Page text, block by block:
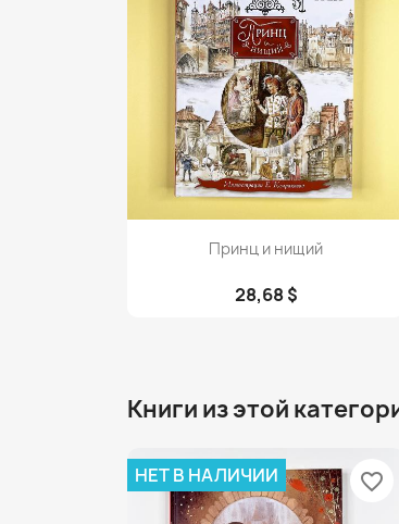
Просмотр
Принц и нищий
28,68 $
Книги из этой
НЕТ В НАЛИЧИИ favorite_border